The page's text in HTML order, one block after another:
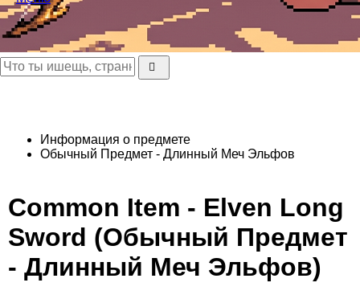
Информация о предмете
Обычный Предмет - Длинный Меч Эльфов
Common Item - Elven Long
Sword (Обычный Предмет
- Длинный Меч Эльфов)